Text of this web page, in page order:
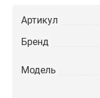
Артикул
Бренд
Модель